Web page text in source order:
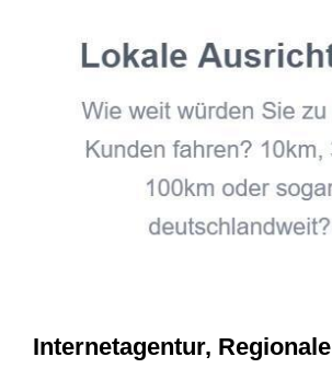
Internetagentur, Regionale